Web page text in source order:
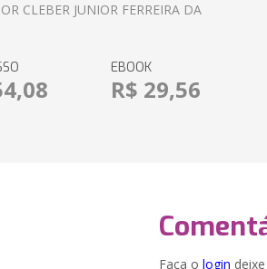
CLEBER JUNIOR FERREIRA DA
EBOOK
R$ 29,56
Faça o login